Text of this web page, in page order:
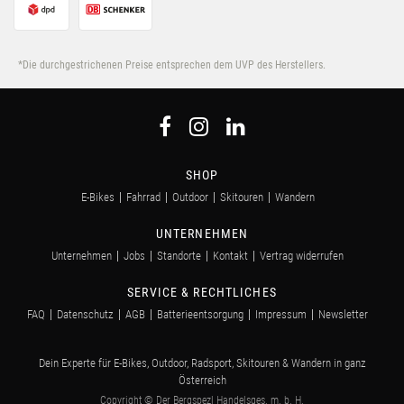
*Die durchgestrichenen Preise entsprechen dem UVP des Herstellers.
SHOP
E-Bikes Fahrrad Outdoor Skitouren Wandern
UNTERNEHMEN
Unternehmen Jobs Standorte Kontakt Vertrag widerrufen
SERVICE & RECHTLICHES
FAQ Datenschutz AGB Batterieentsorgung Impressum Newsletter
Dein Experte für E-Bikes, Outdoor, Radsport, Skitouren & Wandern in ganz
Österreich
Copyright © Der Bergspezl Handelsges. m. b. H.